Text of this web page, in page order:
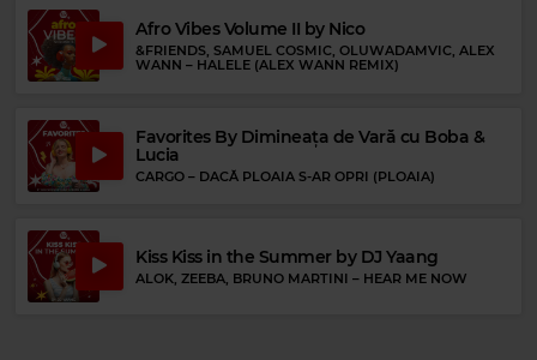
Rock Blues
STEVIE RAY VAUGHAN–TEXAS FLOOD
Afro Vibes Volume II by Nico
&FRIENDS, SAMUEL COSMIC, OLUWADAMVIC, ALEX
WANN – HALELE (ALEX WANN REMIX)
Favorites By Dimineața de Vară cu Boba &
Lucia
CARGO – DACĂ PLOAIA S-AR OPRI (PLOAIA)
Kiss Kiss in the Summer by DJ Yaang
ALOK, ZEEBA, BRUNO MARTINI – HEAR ME NOW